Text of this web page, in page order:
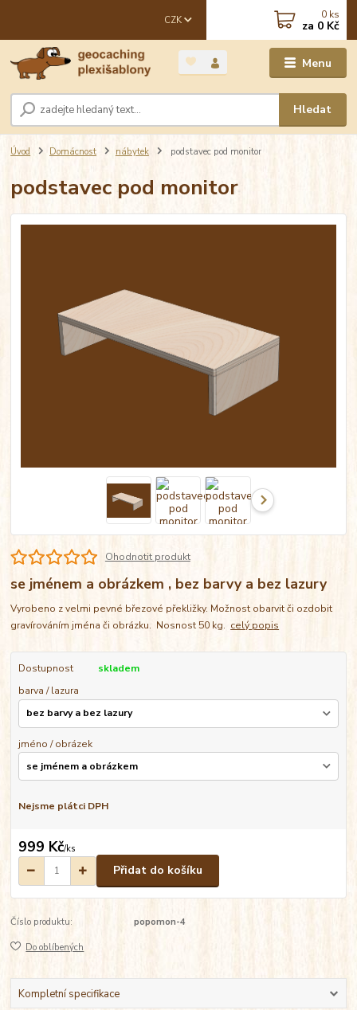
Menu
CZK
Hledat
0 ks
za 0 Kč
Úvod Domácnost nábytek podstavec pod monitor
podstavec pod monitor
Ohodnotit produkt
se jménem a obrázkem , bez barvy a bez lazury
Vyrobeno z velmi pevné březové překližky. Možnost obarvit či ozdobit
gravírováním jména či obrázku. Nosnost 50 kg. celý popis
Dostupnost
skladem
barva / lazura
jméno / obrázek
Nejsme plátci DPH
999 Kč/ks
Přidat do košíku
Číslo produktu: popomon-4
Do oblíbených
Kompletní specifikace